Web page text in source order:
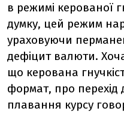
в режимі керованої
думку, цей режим
ураховуючи
дефіцит валюти.
що керована
формат, про перехід
плавання курсу